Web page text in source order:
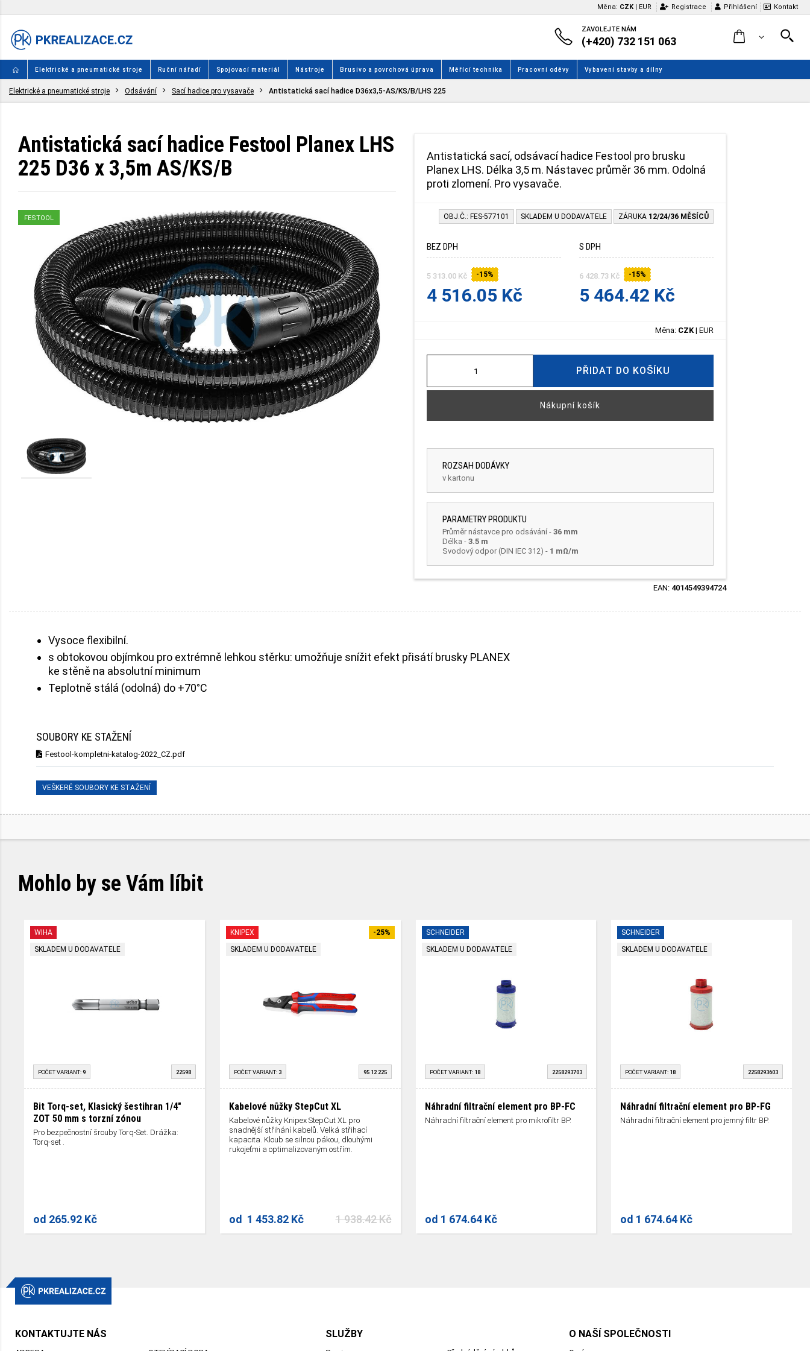
Měna: CZK | EUR Registrace Přihlášení Kontakt
ZAVOLEJTE NÁM
(+420) 732 151 063
Elektrické a pneumatické stroje Ruční nářadí Spojovací materiál Nástroje Brusivo a povrchová úprava Měřící technika Pracovní oděvy Vybavení stavby a dílny
Elektrické a pneumatické stroje Odsávání Sací hadice pro vysavače Antistatická sací hadice D36x3,5-AS/KS/B/LHS 225
Antistatická sací hadice Festool Planex LHS
225 D36 x 3,5m AS/KS/B
FESTOOL
Antistatická sací, odsávací hadice Festool pro brusku
Planex LHS. Délka 3,5 m. Nástavec průměr 36 mm. Odolná
proti zlomení. Pro vysavače.
OBJ.Č.: FES-577101 SKLADEM U DODAVATELE ZÁRUKA 12/24/36 MĚSÍCŮ
BEZ DPH
5 313.00 Kč -15%
4 516.05 Kč
S DPH
6 428.73 Kč -15%
5 464.42 Kč
Měna: CZK| EUR
PŘIDAT DO KOŠÍKU
Nákupní košík
ROZSAH DODÁVKY
v kartonu
PARAMETRY PRODUKTU
Průměr nástavce pro odsávání - 36 mm
Délka - 3.5 m
Svodový odpor (DIN IEC 312) - 1 mΩ/m
EAN: 4014549394724
Vysoce flexibilní.
s obtokovou objímkou pro extrémně lehkou stěrku: umožňuje snížit efekt přisátí brusky PLANEX
ke stěně na absolutní minimum
Teplotně stálá (odolná) do +70°C
SOUBORY KE STAŽENÍ
Festool-kompletni-katalog-2022_CZ.pdf
VEŠKERÉ SOUBORY KE STAŽENÍ
Mohlo by se Vám líbit
SKLADEM U DODAVATELE
WIHA
POČET VARIANT:9 22598
Bit Torq-set, Klasický šestihran 1/4"
ZOT 50 mm s torzní zónou
Pro bezpečnostní šrouby Torq-Set. Drážka:
Torq-set .
od 265.92 Kč
SKLADEM U DODAVATELE
KNIPEX -25%
POČET VARIANT: 3 95 12 225
Kabelové nůžky StepCut XL
Kabelové nůžky Knipex StepCut XL pro
snadnější střihání kabelů. Velká střihací
kapacita. Kloub se silnou pákou, dlouhými
rukojeťmi a optimalizovaným ostřím.
1 938.42 Kč
od 1 453.82 Kč
SKLADEM U DODAVATELE
SCHNEIDER
POČET VARIANT: 18 2258293703
Náhradní filtrační element pro BP-FC
Náhradní filtrační element pro mikrofiltr BP.
od 1 674.64 Kč
SKLADEM U DODAVATELE
SCHNEIDER
POČET VARIANT: 18 2258293603
Náhradní filtrační element pro BP-FG
Náhradní filtrační element pro jemný filtr BP.
od 1 674.64 Kč
KONTAKTUJTE NÁS SLUŽBY O NAŠÍ SPOLEČNOSTI